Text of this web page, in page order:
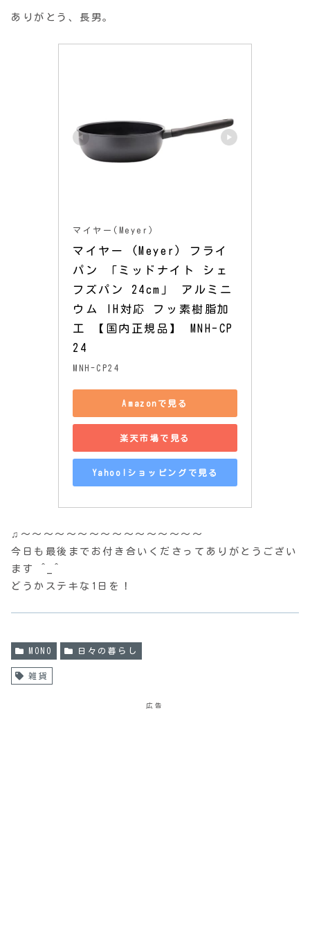
ありがとう、長男。
マイヤー(Meyer)
マイヤー (Meyer) フライ
パン 「ミッドナイト シェ
フズパン 24cm」 アルミニ
ウム IH対応 フッ素樹脂加
工 【国内正規品】 MNH-CP
24
MNH-CP24
Amazonで見る
楽天市場で見る
Yahoo!ショッピングで見る
♫〜〜〜〜〜〜〜〜〜〜〜〜〜〜〜〜
今日も最後までお付き合いくださってありがとうござい
ます ^_^
どうかステキな1日を！
MONO 日々の暮らし
雑貨
広告